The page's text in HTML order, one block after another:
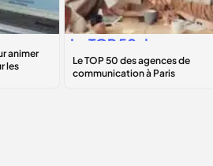
Le TOP 50 des
agences de
communication à